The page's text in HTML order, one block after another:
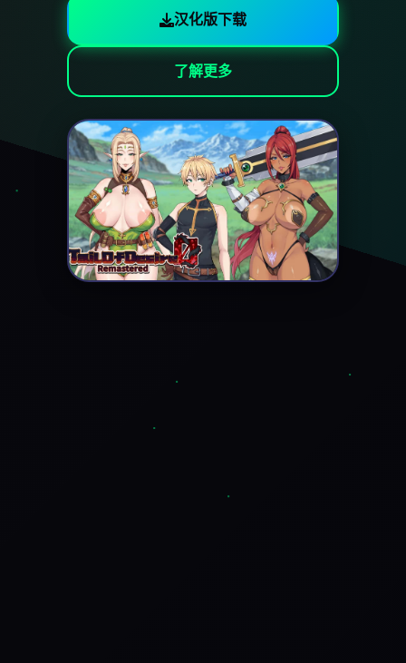
汉化版下载
了解更多